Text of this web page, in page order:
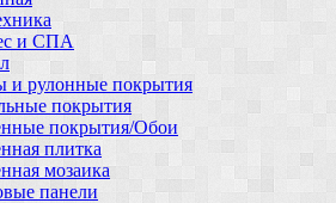
и СПА
и рулонные покрытия
покрытия
покрытия/Обои
плитка
мозаика
панели